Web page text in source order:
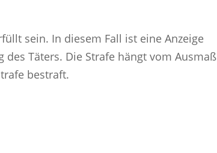
sein. In diesem Fall ist eine Anzeige
Täters. Die Strafe hängt vom Ausmaß
bestraft.